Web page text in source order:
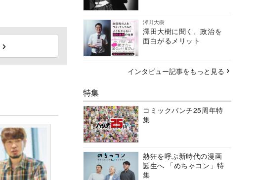
澤田大樹
澤田大樹に聞く、政治を
面白がるメリット
インタビュー記事をもっと見る
特集
コミックバンチ25周年特
集
熱狂を呼ぶ新時代の漫画
誕生へ 「めちゃコン」特
集